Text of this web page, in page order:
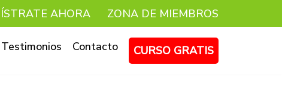
AHORA ZONA DE MIEMBROS
Testimonios Contacto CURSO GRATIS